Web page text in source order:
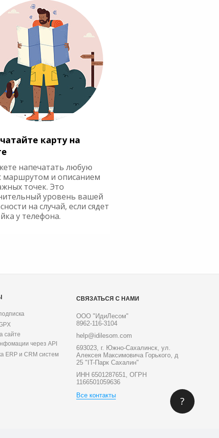
карту на
напечатать любую
маршрутом и описанием
точек. Это
уровень вашей
на случай, если сядет
у телефона.
сайте
через API
ERP и CRM систем
СВЯЗАТЬСЯ С НАМИ
ООО "ИдиЛесом"
8962-116-3104
help@idilesom.com
693023, г. Южно-Сахалинск, ул.
Алексея Максимовича Горького, д
25 "IT-Парк Сахалин"
ИНН 6501287651, ОГРН
1166501059636
Все контакты
?